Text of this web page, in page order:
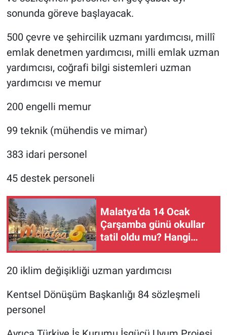
sonunda göreve başlayacak.
500 çevre ve şehircilik uzmanı yardımcısı, millî
emlak denetmen yardımcısı, milli emlak uzman
yardımcısı, coğrafi bilgi sistemleri uzman
yardımcısı ve memur
200 engelli memur
99 teknik (mühendis ve mimar)
383 idari personel
45 destek personeli
Malatya’da 14 Ocak
Çarşamba günü okullar
tatil oldu mu? Hangi
İlçelerde Tatil Var?
20 iklim değişikliği uzman yardımcısı
Kentsel Dönüşüm Başkanlığı 84 sözleşmeli
personel